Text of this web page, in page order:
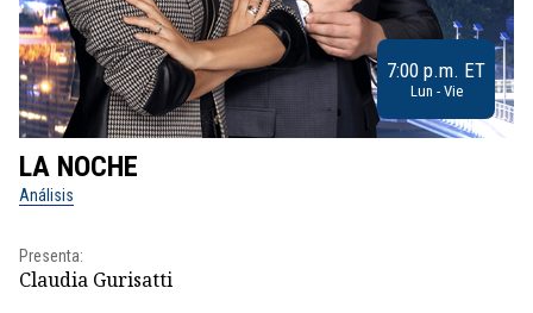
7:00 p.m. ET
Lun - Vie
LA NOCHE
Análisis
Presenta:
Claudia Gurisatti